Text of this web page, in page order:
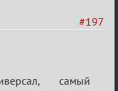
#197
самый